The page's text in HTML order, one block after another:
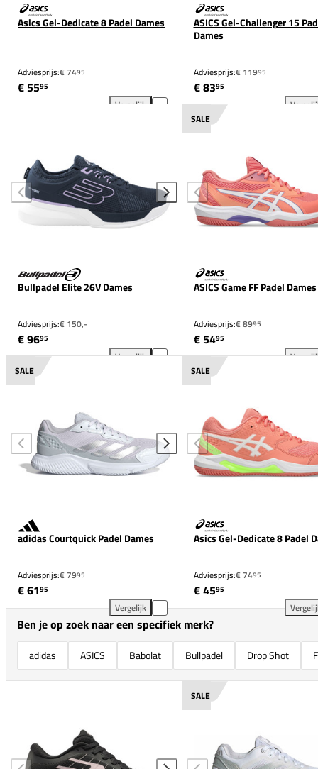
Asics Gel-Dedicate 8 Padel Dames
Adviesprijs:€ 7495
€ 5595
Vergelijk
Asics Gel-Dedicate 8 Padel Dames toevoegen aan
ASICS Gel-Challenger 15
Dames
Adviesprijs:€ 11995
€ 8395
Bullpadel Elite 26V Dames
Adviesprijs:€ 150,-
€ 9695
Vergelijk
Bullpadel Elite 26V Dames toevoegen aan
SALE
ASICS Game FF Padel Dames
Adviesprijs:€ 8995
€ 5495
SALE
adidas Courtquick Padel Dames
Adviesprijs:€ 7995
€ 6195
Vergelijk
adidas Courtquick Padel Dames toevoegen aan
SALE
Asics Gel-Dedicate 8 Padel
Adviesprijs:€ 7495
€ 4595
Ben je op zoek naar een specifiek merk?
adidas ASICS Babolat Bullpadel Drop Shot
SALE